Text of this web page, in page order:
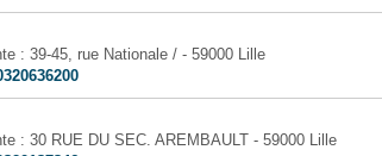
: 39-45, rue Nationale / - 59000 Lille
: 30 RUE DU SEC. AREMBAULT - 59000 Lille